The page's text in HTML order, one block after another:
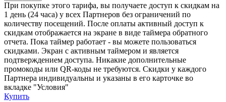
При покупке этого тарифа, вы получаете доступ к скидкам на
1 день (24 часа) у всех Партнеров без ограничений по
количеству посещений. После оплаты активный доступ к
скидкам отображается на экране в виде таймера обратного
отчета. Пока таймер работает - вы можете пользоваться
скидками. Экран с активным таймером и является
подтверждением доступа. Никакие дополнительные
промокоды или QR-коды не требуются. Скидки у каждого
Партнера индивидуальны и указаны в его карточке во
вкладке "Условия"
Купить